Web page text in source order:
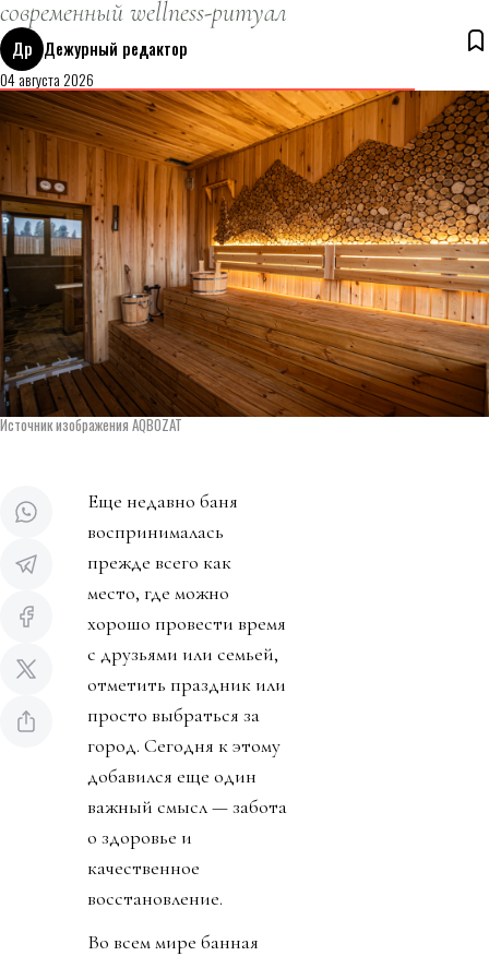
современный wellness-ритуал
Др Дежурный редактор
04 августа 2026
Источник изображения AQBOZAT
Еще недавно баня
воспринималась
прежде всего как
место, где можно
хорошо провести время
с друзьями или семьей,
отметить праздник или
просто выбраться за
город. Сегодня к этому
добавился еще один
важный смысл — забота
о здоровье и
качественное
восстановление.
Во всем мире банная